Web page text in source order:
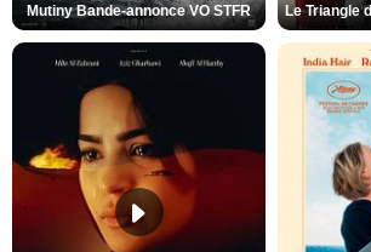
Mutiny Bande-annonce VO STFR Le Triangle